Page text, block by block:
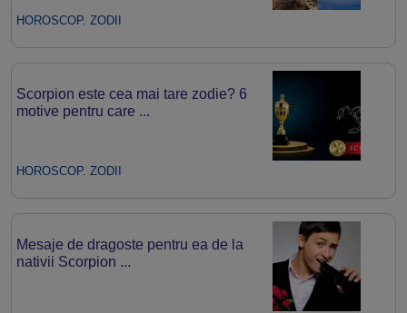
HOROSCOP. ZODII
Scorpion este cea mai tare zodie? 6
motive pentru care ...
HOROSCOP. ZODII
Mesaje de dragoste pentru ea de la
nativii Scorpion ...